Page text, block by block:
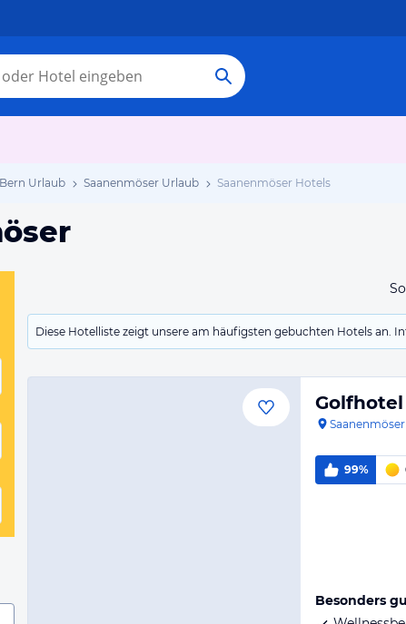
Urlaub Saanenmöser Urlaub Saanenmöser Hotels
Diese Hotelliste zeigt unsere am häufigsten gebuchten Hotels an.
Golfhotel
Saanenmöser
99%
Besonders